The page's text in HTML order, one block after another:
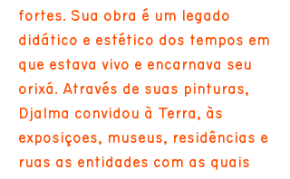
fortes. Sua obra é um legado
didático e estético dos tempos em
que estava vivo e encarnava seu
orixá. Através de suas pinturas,
Djalma convidou à Terra, às
exposições, museus, residências e
ruas as entidades com as quais